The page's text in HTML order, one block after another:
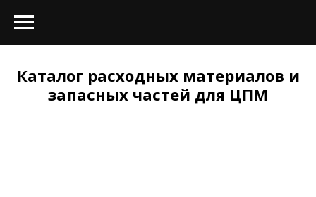
Каталог расходных материалов и
запасных частей для ЦПМ